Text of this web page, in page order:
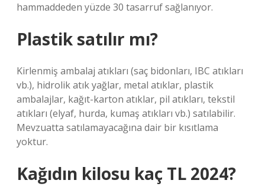
hammaddeden yüzde 30 tasarruf sağlanıyor.
Plastik satılır mı?
Kirlenmiş ambalaj atıkları (saç bidonları, IBC atıkları
vb.), hidrolik atık yağlar, metal atıklar, plastik
ambalajlar, kağıt-karton atıklar, pil atıkları, tekstil
atıkları (elyaf, hurda, kumaş atıkları vb.) satılabilir.
Mevzuatta satılamayacağına dair bir kısıtlama
yoktur.
Kağıdın kilosu kaç TL 2024?